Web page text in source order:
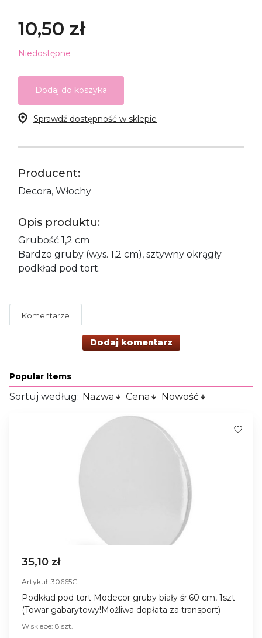
10,50 zł
Niedostępne
Dodaj do koszyka
Sprawdź dostępność w sklepie
Producent:
Decora, Włochy
Opis produktu:
Grubość 1,2 cm
Bardzo gruby (wys. 1,2 cm), sztywny okrągły
podkład pod tort.
Komentarze
Dodaj komentarz
Popular Items
Sortuj według: Nazwa Cena Nowość
35,10 zł
Artykuł: 30665G
Podkład pod tort Modecor gruby biały śr.60 cm, 1szt
(Towar gabarytowy!Możliwa dopłata za transport)
W sklepe: 8 szt.